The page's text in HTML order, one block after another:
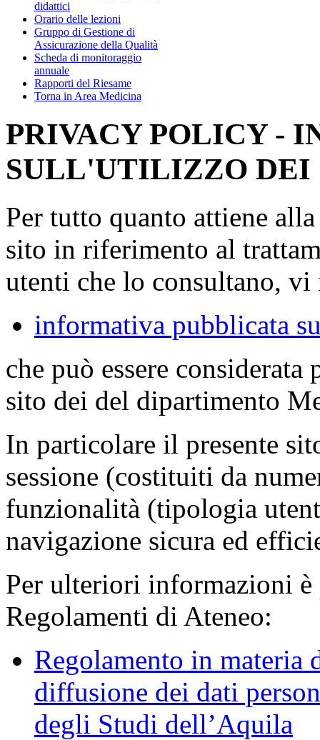
didattici
Orario delle lezioni
Gruppo di Gestione di
Assicurazione della Qualità
Scheda di monitoraggio
annuale
Rapporti del Riesame
Torna in Area Medicina
PRIVACY POLICY -
SULL'UTILIZZO DEI
Per tutto quanto attiene
sito in riferimento al
utenti che lo consultano,
informativa pubblicata
che può essere
sito dei del dipartimento
In particolare il presente
sessione (costituiti da
funzionalità (tipologia
navigazione sicura ed
Per ulteriori informazioni è
Regolamenti di Ateneo:
Regolamento in materia
diffusione dei dati
degli Studi dell’Aquila